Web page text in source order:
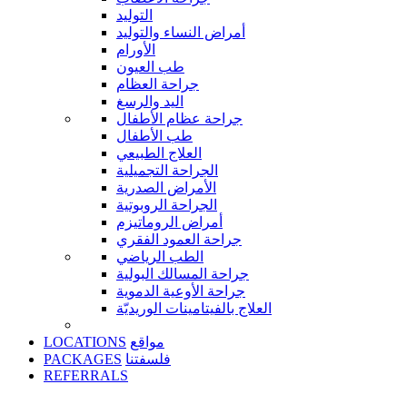
التوليد
أمراض النساء والتوليد
الأورام
طب العيون
جراحة العظام
اليد والرسغ
جراحة عظام الأطفال
طب الأطفال
العلاج الطبيعي
الجراحة التجميلية
الأمراض الصدرية
الجراحة الروبوتية
أمراض الروماتيزم
جراحة العمود الفقري
الطب الرياضي
جراحة المسالك البولية
جراحة الأوعية الدموية
العلاج بالفيتامينات الوريديّة
LOCATIONS مواقع
PACKAGES فلسفتنا
REFERRALS